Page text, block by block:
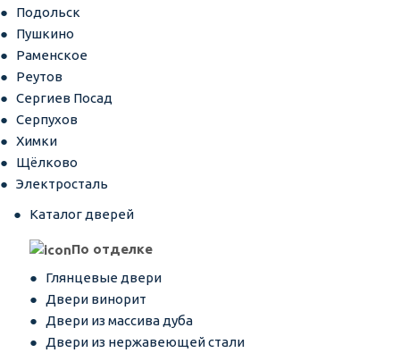
Подольск
Пушкино
Раменское
Реутов
Сергиев Посад
Серпухов
Химки
Щёлково
Электросталь
Каталог дверей
По отделке
Глянцевые двери
Двери винорит
Двери из массива дуба
Двери из нержавеющей стали